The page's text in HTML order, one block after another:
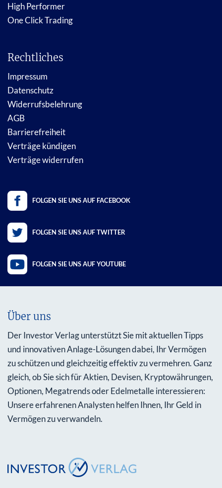
High Performer
One Click Trading
Rechtliches
Impressum
Datenschutz
Widerrufsbelehrung
AGB
Barrierefreiheit
Verträge kündigen
Verträge widerrufen
FOLGEN SIE UNS AUF FACEBOOK
FOLGEN SIE UNS AUF TWITTER
FOLGEN SIE UNS AUF YOUTUBE
Über uns
Der Investor Verlag unterstützt Sie mit aktuellen Tipps
und innovativen Anlage-Lösungen dabei, Ihr Vermögen
zu schützen und gleichzeitig effektiv zu vermehren. Ganz
gleich, ob Sie sich für Aktien, Devisen, Kryptowährungen,
Optionen, Megatrends oder Edelmetalle interessieren:
Unsere erfahrenen Analysten helfen Ihnen, Ihr Geld in
Vermögen zu verwandeln.